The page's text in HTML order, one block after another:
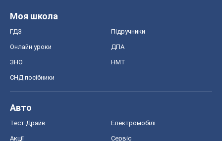
Моя школа
ГДЗ Підручники
Онлайн уроки ДПА
ЗНО НМТ
СНД посібники
Авто
Тест Драйв Електромобілі
Акції Сервіс